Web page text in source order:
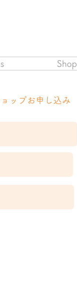
Shop
ップお申し込み